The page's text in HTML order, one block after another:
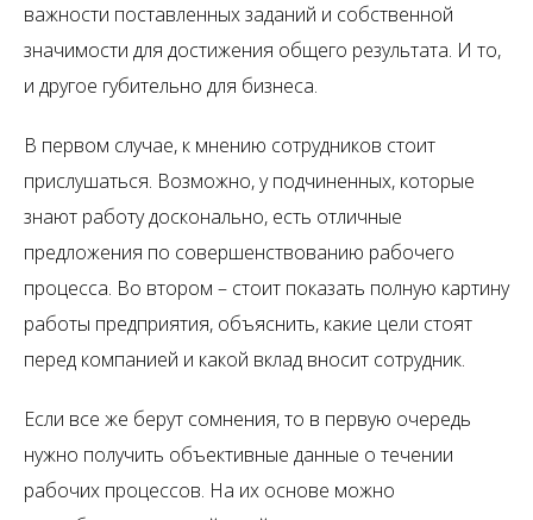
важности поставленных заданий и собственной
значимости для достижения общего результата. И то,
и другое губительно для бизнеса.
В первом случае, к мнению сотрудников стоит
прислушаться. Возможно, у подчиненных, которые
знают работу досконально, есть отличные
предложения по совершенствованию рабочего
процесса. Во втором – стоит показать полную картину
работы предприятия, объяснить, какие цели стоят
перед компанией и какой вклад вносит сотрудник.
Если все же берут сомнения, то в первую очередь
нужно получить объективные данные о течении
рабочих процессов. На их основе можно